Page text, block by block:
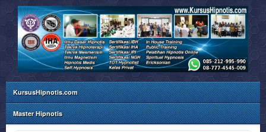
KursusHipnotis.com
Master Hipnotis